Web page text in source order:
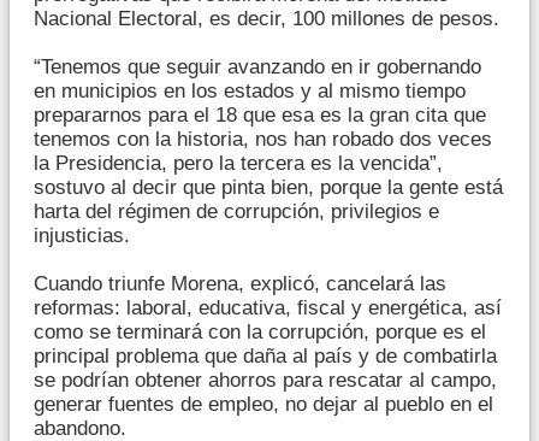
Nacional Electoral, es decir, 100 millones de pesos.
“Tenemos que seguir avanzando en ir gobernando
en municipios en los estados y al mismo tiempo
prepararnos para el 18 que esa es la gran cita que
tenemos con la historia, nos han robado dos veces
la Presidencia, pero la tercera es la vencida”,
sostuvo al decir que pinta bien, porque la gente está
harta del régimen de corrupción, privilegios e
injusticias.
Cuando triunfe Morena, explicó, cancelará las
reformas: laboral, educativa, fiscal y energética, así
como se terminará con la corrupción, porque es el
principal problema que daña al país y de combatirla
se podrían obtener ahorros para rescatar al campo,
generar fuentes de empleo, no dejar al pueblo en el
abandono.